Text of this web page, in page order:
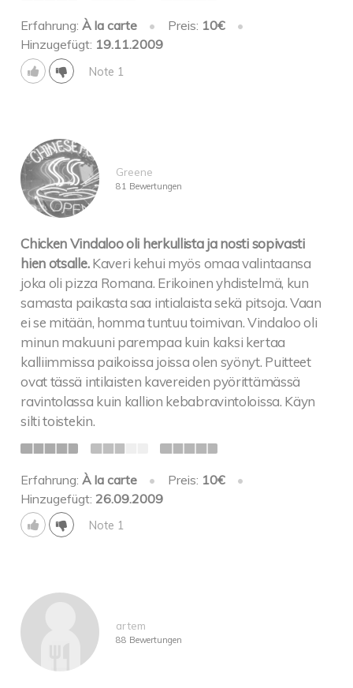
Erfahrung:À la carte • Preis: 10€
•
Hinzugefügt: 19.11.2009
Note 1
Greene
81 Bewertungen
Chicken Vindaloo oli herkullista ja nosti sopivasti
hien otsalle. Kaveri kehui myös omaa valintaansa
joka oli pizza Romana. Erikoinen yhdistelmä, kun
samasta paikasta saa intialaista sekä pitsoja. Vaan
ei se mitään, homma tuntuu toimivan. Vindaloo oli
minun makuuni parempaa kuin kaksi kertaa
kalliimmissa paikoissa joissa olen syönyt. Puitteet
ovat tässä intilaisten kavereiden pyörittämässä
ravintolassa kuin kallion kebabravintoloissa. Käyn
silti toistekin.
Erfahrung:À la carte • Preis: 10€
•
Hinzugefügt: 26.09.2009
Note 1
artem
88 Bewertungen